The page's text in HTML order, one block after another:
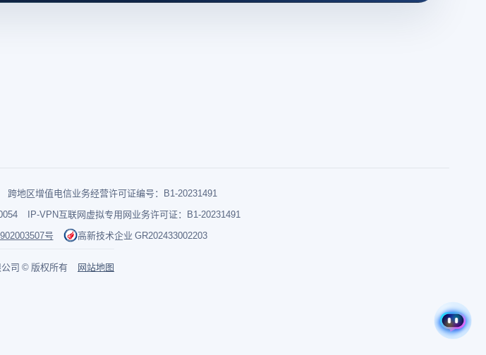
跨地区增值电信业务经营许可证编号：B1-20231491
IP-VPN互联网虚拟专用网业务许可证：B1-20231491
号 高新技术企业 GR202433002203
司 © 版权所有 网站地图